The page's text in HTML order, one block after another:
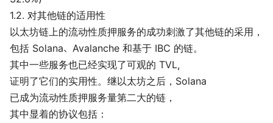
1.2. 对其他链的适用性
以太坊链上的流动性质押服务的成功刺激了其他链的采用，
包括 Solana、Avalanche 和基于 IBC 的链。
其中一些服务也已经实现了可观的 TVL，
证明了它们的实用性。继以太坊之后，Solana
已成为流动性质押服务量第二大的链，
其中显着的协议包括：